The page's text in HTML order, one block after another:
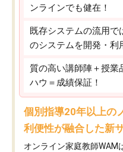
ンラインでも健在！
既存システムの流用で
のシステムを開発・利
質の高い講師陣＋授業
ハウ＝成績保証！
個別指導20年以上の
利便性が融合した新
オンライン家庭教師WAM